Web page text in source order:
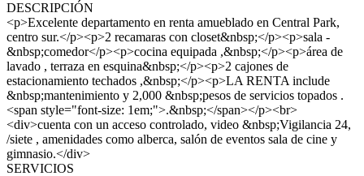
DESCRIPCIÓN
<p>Excelente departamento en renta amueblado en Central Park,
centro sur.</p><p>2 recamaras con closet&nbsp;</p><p>sala -
&nbsp;comedor</p><p>cocina equipada ,&nbsp;</p><p>área de
lavado , terraza en esquina&nbsp;</p><p>2 cajones de
estacionamiento techados ,&nbsp;</p><p>LA RENTA include
&nbsp;mantenimiento y 2,000 &nbsp;pesos de servicios topados .
<span style="font-size: 1em;">.&nbsp;</span></p><br>
<div>cuenta con un acceso controlado, video &nbsp;Vigilancia 24,
/siete , amenidades como alberca, salón de eventos sala de cine y
gimnasio.</div>
SERVICIOS